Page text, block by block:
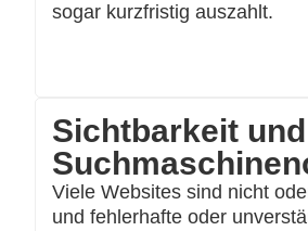
sogar kurzfristig auszahlt.
Sichtbarkeit
Viele Websites sind nicht
und fehlerhafte oder